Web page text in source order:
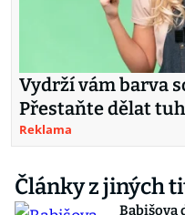
Vydrží vám barva
Přestaňte dělat
Reklama
Články z jiných
Babišova